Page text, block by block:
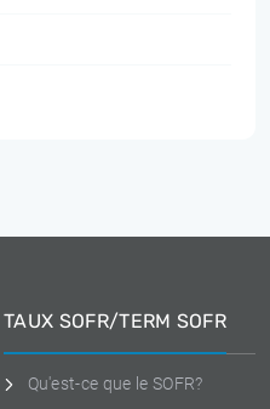
TAUX SOFR/TERM SOFR
Qu'est-ce que le SOFR?